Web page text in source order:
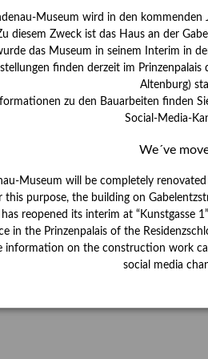
Museum wird in den
diesem Zweck ist das Haus an der
das Museum in seinem Interim in
finden derzeit im Prinzenpalais
Altenburg)
zu den Bauarbeiten finden
Social-Media-
We´ve
Museum will be completely
this purpose, the building on
reopened its interim at “Kunstgasse
in the Prinzenpalais of the
information on the construction work
social media